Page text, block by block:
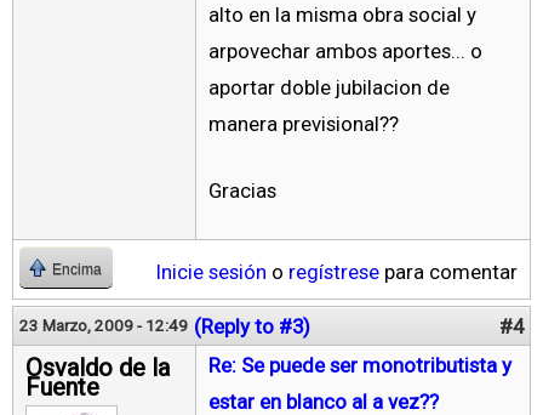
alto en la misma obra social y
arpovechar ambos aportes... o
aportar doble jubilacion de
manera previsional??
Gracias
Encima Inicie sesión o regístrese para comentar
23 Marzo, 2009 - 12:49 (Reply to #3) #4
Osvaldo de la
Fuente
Re: Se puede ser monotributista y
estar en blanco al a vez??